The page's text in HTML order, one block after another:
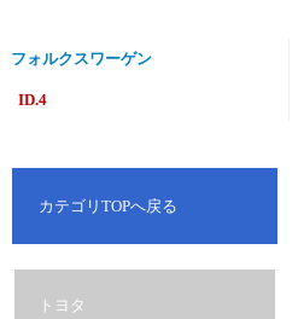
フォルクスワーゲン
ID.4
カテゴリTOPへ戻る
トヨタ